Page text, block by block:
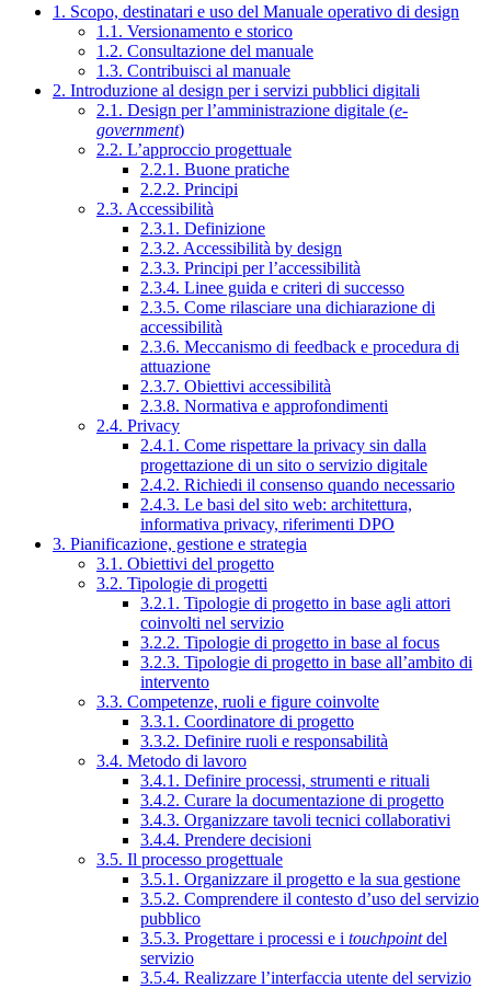
1. Scopo, destinatari e uso del Manuale operativo di design
1.1. Versionamento e storico
1.2. Consultazione del manuale
1.3. Contribuisci al manuale
2. Introduzione al design per i servizi pubblici digitali
2.1. Design per l’amministrazione digitale (e-
government)
2.2. L’approccio progettuale
2.2.1. Buone pratiche
2.2.2. Principi
2.3. Accessibilità
2.3.1. Definizione
2.3.2. Accessibilità by design
2.3.3. Principi per l’accessibilità
2.3.4. Linee guida e criteri di successo
2.3.5. Come rilasciare una dichiarazione di
accessibilità
2.3.6. Meccanismo di feedback e procedura di
attuazione
2.3.7. Obiettivi accessibilità
2.3.8. Normativa e approfondimenti
2.4. Privacy
2.4.1. Come rispettare la privacy sin dalla
progettazione di un sito o servizio digitale
2.4.2. Richiedi il consenso quando necessario
2.4.3. Le basi del sito web: architettura,
informativa privacy, riferimenti DPO
3. Pianificazione, gestione e strategia
3.1. Obiettivi del progetto
3.2. Tipologie di progetti
3.2.1. Tipologie di progetto in base agli attori
coinvolti nel servizio
3.2.2. Tipologie di progetto in base al focus
3.2.3. Tipologie di progetto in base all’ambito di
intervento
3.3. Competenze, ruoli e figure coinvolte
3.3.1. Coordinatore di progetto
3.3.2. Definire ruoli e responsabilità
3.4. Metodo di lavoro
3.4.1. Definire processi, strumenti e rituali
3.4.2. Curare la documentazione di progetto
3.4.3. Organizzare tavoli tecnici collaborativi
3.4.4. Prendere decisioni
3.5. Il processo progettuale
3.5.1. Organizzare il progetto e la sua gestione
3.5.2. Comprendere il contesto d’uso del servizio
pubblico
3.5.3. Progettare i processi e i touchpointdel
servizio
3.5.4. Realizzare l’interfaccia utente del servizio